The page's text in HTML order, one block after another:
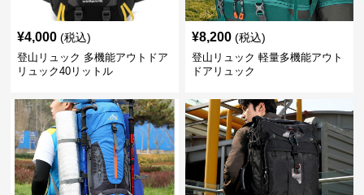
¥4,000 (税込)
登山リュック 多機能アウトドア
リュック40リットル
¥8,200 (税込)
登山リュック 軽量多機能アウト
ドアリュック